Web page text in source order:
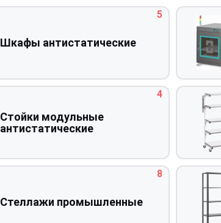
Шкафы антистатические
5
Стойки модульные
антистатические
4
Стеллажи промышленные
8